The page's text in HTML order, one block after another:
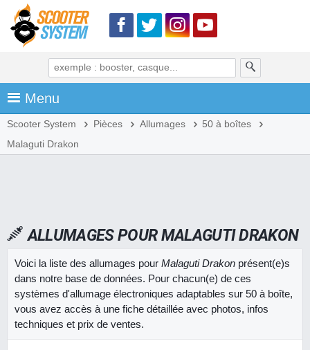
Menu
Scooter System Pièces Allumages
50 à boîtes
Malaguti Drakon
ALLUMAGES POUR MALAGUTI DRAKON
Voici la liste des allumages pour Malaguti Drakon présent(e)s
dans notre base de données. Pour chacun(e) de ces
systèmes d'allumage électroniques adaptables sur 50 à boîte,
vous avez accès à une fiche détaillée avec photos, infos
techniques et prix de ventes.